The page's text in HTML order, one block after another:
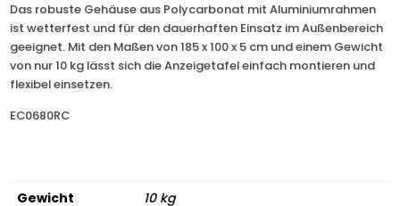
Das robuste Gehäuse aus Polycarbonat mit Aluminiumrahmen
ist wetterfest und für den dauerhaften Einsatz im Außenbereich
geeignet. Mit den Maßen von 185 x 100 x 5 cm und einem Gewicht
von nur 10 kg lässt sich die Anzeigetafel einfach montieren und
flexibel einsetzen.
EC0680RC
Gewicht
10 kg